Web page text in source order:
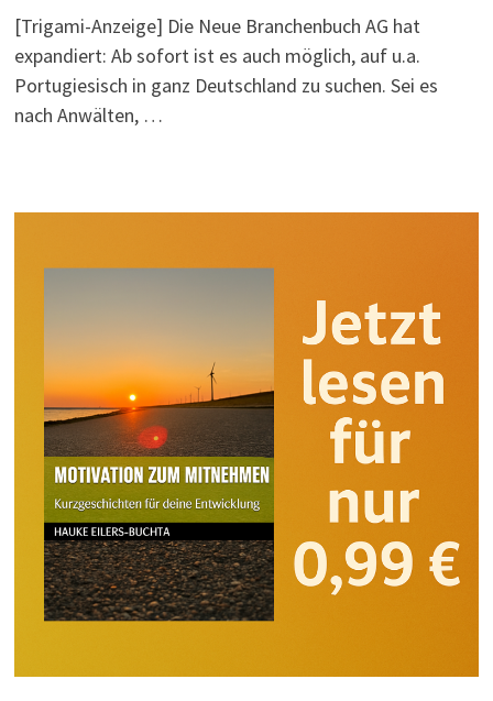
[Trigami-Anzeige] Die Neue Branchenbuch AG hat
expandiert: Ab sofort ist es auch möglich, auf u.a.
Portugiesisch in ganz Deutschland zu suchen. Sei es
nach Anwälten, …